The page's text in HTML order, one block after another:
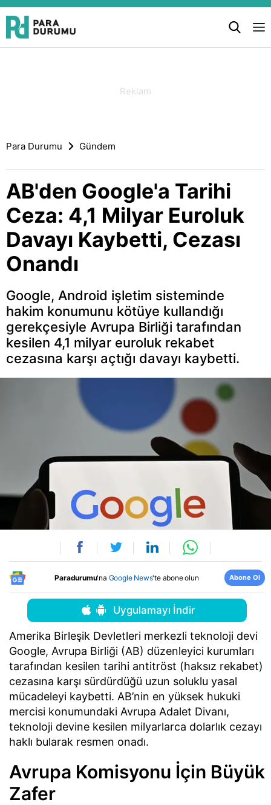
Para Durumu Gündem
AB'den Google'a Tarihi
Ceza: 4,1 Milyar Euroluk
Davayı Kaybetti, Cezası
Onandı
Google, Android işletim sisteminde
hakim konumunu kötüye kullandığı
gerekçesiyle Avrupa Birliği tarafından
kesilen 4,1 milyar euroluk rekabet
cezasına karşı açtığı davayı kaybetti.
Paradurumu'na Google News'te abone olun Abone Ol
Uygulamayı İndir
Amerika Birleşik Devletleri merkezli teknoloji devi
Google, Avrupa Birliği (AB) düzenleyici kurumları
tarafından kesilen tarihi antitröst (haksız rekabet)
cezasına karşı sürdürdüğü uzun soluklu yasal
mücadeleyi kaybetti. AB’nin en yüksek hukuki
mercisi konumundaki Avrupa Adalet Divanı,
teknoloji devine kesilen milyarlarca dolarlık cezayı
haklı bularak resmen onadı.
Avrupa Komisyonu İçin Büyük
Zafer